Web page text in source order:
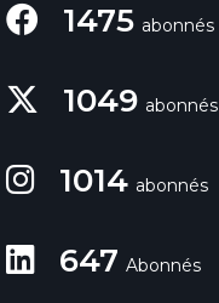
1475 abonnés
1049 abonnés
1014 abonnés
647 Abonnés